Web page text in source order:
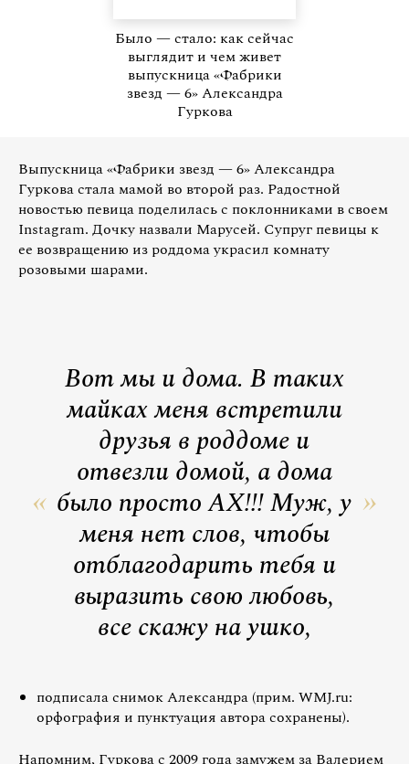
Было — стало: как сейчас
выглядит и чем живет
выпускница «Фабрики
звезд — 6» Александра
Гуркова
Выпускница «Фабрики звезд — 6» Александра
Гуркова стала мамой во второй раз. Радостной
новостью певица поделилась с поклонниками в своем
Instagram. Дочку назвали Марусей. Супруг певицы к
ее возвращению из роддома украсил комнату
розовыми шарами.
Вот мы и дома. В таких
майках меня встретили
друзья в роддоме и
отвезли домой, а дома
было просто АХ!!! Муж, у
меня нет слов, чтобы
отблагодарить тебя и
выразить свою любовь,
все скажу на ушко,
подписала снимок Александра (прим. WMJ.ru:
орфография и пунктуация автора сохранены).
Напомним, Гуркова с 2009 года замужем за Валерием